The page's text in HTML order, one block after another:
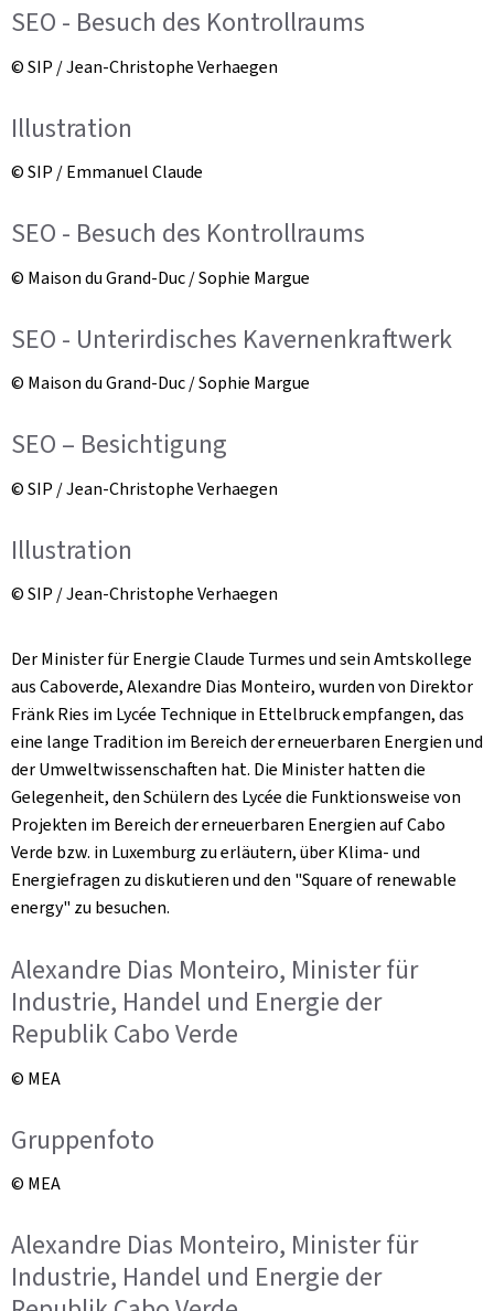
SEO - Besuch des Kontrollraums
© SIP / Jean-Christophe Verhaegen
Illustration
© SIP / Emmanuel Claude
SEO - Besuch des Kontrollraums
© Maison du Grand-Duc / Sophie Margue
SEO - Unterirdisches Kavernenkraftwerk
© Maison du Grand-Duc / Sophie Margue
SEO – Besichtigung
© SIP / Jean-Christophe Verhaegen
Illustration
© SIP / Jean-Christophe Verhaegen
Der Minister für Energie Claude Turmes und sein Amtskollege
aus Caboverde, Alexandre Dias Monteiro, wurden von Direktor
Fränk Ries im Lycée Technique in Ettelbruck empfangen, das
eine lange Tradition im Bereich der erneuerbaren Energien und
der Umweltwissenschaften hat. Die Minister hatten die
Gelegenheit, den Schülern des Lycée die Funktionsweise von
Projekten im Bereich der erneuerbaren Energien auf Cabo
Verde bzw. in Luxemburg zu erläutern, über Klima- und
Energiefragen zu diskutieren und den "Square of renewable
energy" zu besuchen.
Alexandre Dias Monteiro, Minister für
Industrie, Handel und Energie der
Republik Cabo Verde
© MEA
Gruppenfoto
© MEA
Alexandre Dias Monteiro, Minister für
Industrie, Handel und Energie der